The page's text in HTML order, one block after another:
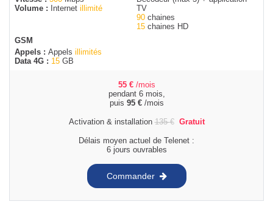
Volume :
Internet illimité
TV
90 chaines
15 chaines HD
GSM
Appels : Appels illimités
Data 4G : 15 GB
55 € /mois
pendant 6 mois,
puis 95 €/mois
Activation & installation135€ Gratuit
Délais moyen actuel de Telenet :
6 jours ouvrables
Commander